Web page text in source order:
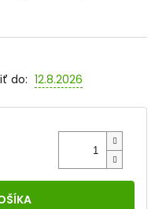
do: 12.8.2026